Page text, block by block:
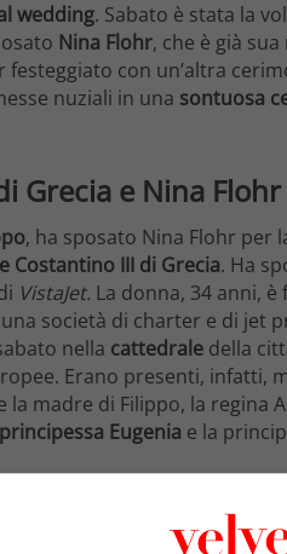
wedding. Sabato è stata la
Nina Flohr, che è già
con un’altra
nuziali in una sontuosa
Grecia e Nina Flohr
, ha sposato Nina Flohr per
Costantino III di Grecia. Ha
VistaJet. La donna, 34 anni,
una società di charter e di jet
nella cattedrale della
Erano presenti, infatti,
madre di Filippo, la regina
principessa Eugenia e la